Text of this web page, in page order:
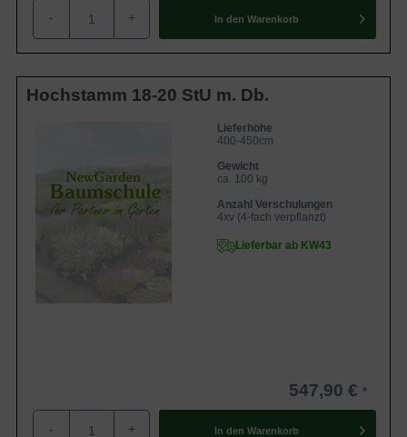
- + In den Warenkorb
Hochstamm 18-20 StU m. Db.
Lieferhöhe
400-450cm
Gewicht
ca. 100 kg
Anzahl Verschulungen
4xv (4-fach verpflanzt)
Lieferbar ab KW43
547,90 €
- + In den Warenkorb